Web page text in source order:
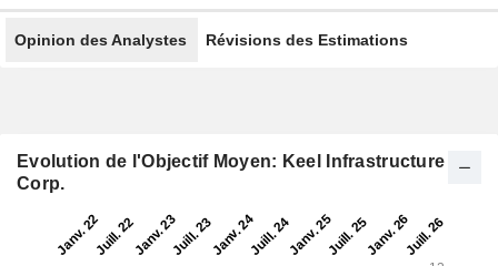
Opinion des Analystes Révisions des Estimations
Evolution de l'Objectif Moyen: Keel Infrastructure
Corp.